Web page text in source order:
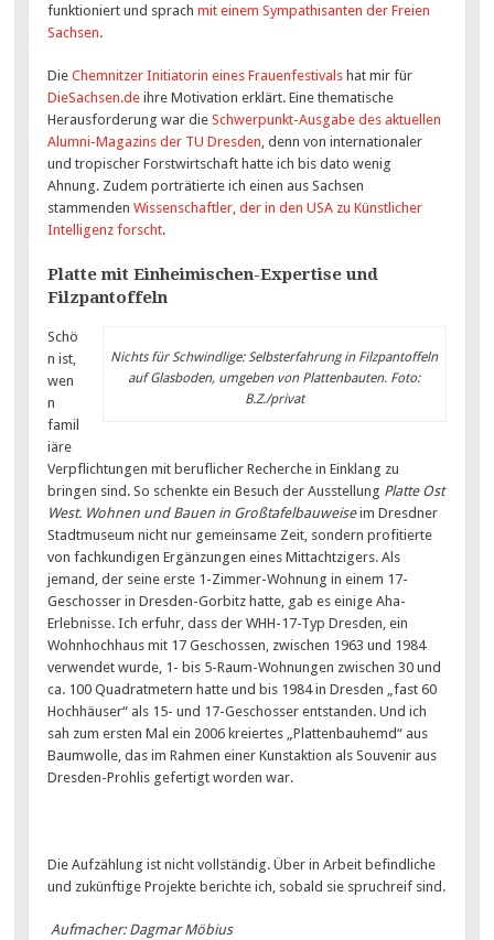
funktioniert und sprachmit einem Sympathisanten der Freien
Sachsen.
DieChemnitzer Initiatorin eines Frauenfestivals hat mir für
DieSachsen.de ihre Motivation erklärt. Eine thematische
Herausforderung war dieSchwerpunkt-Ausgabe des aktuellen
Alumni-Magazins der TU Dresden, denn von internationaler
und tropischer Forstwirtschaft hatte ich bis dato wenig
Ahnung. Zudem porträtierte ich einen aus Sachsen
stammendenWissenschaftler, der in den USA zu Künstlicher
Intelligenz forscht.
Platte mit Einheimischen-Expertise und
Filzpantoffeln
Nichts für Schwindlige: Selbsterfahrung in Filzpantoffeln
auf Glasboden, umgeben von Plattenbauten. Foto:
B.Z./privat
Schö
n ist,
wen
n
famil
iäre
Verpflichtungen mit beruflicher Recherche in Einklang zu
bringen sind. So schenkte ein Besuch der Ausstellung Platte Ost
West. Wohnen und Bauen in Großtafelbauweiseim Dresdner
Stadtmuseum nicht nur gemeinsame Zeit, sondern profitierte
von fachkundigen Ergänzungen eines Mittachtzigers. Als
jemand, der seine erste 1-Zimmer-Wohnung in einem 17-
Geschosser in Dresden-Gorbitz hatte, gab es einige Aha-
Erlebnisse. Ich erfuhr, dass der WHH-17-Typ Dresden, ein
Wohnhochhaus mit 17 Geschossen, zwischen 1963 und 1984
verwendet wurde, 1- bis 5-Raum-Wohnungen zwischen 30 und
ca. 100 Quadratmetern hatte und bis 1984 in Dresden „fast 60
Hochhäuser“ als 15- und 17-Geschosser entstanden. Und ich
sah zum ersten Mal ein 2006 kreiertes „Plattenbauhemd“ aus
Baumwolle, das im Rahmen einer Kunstaktion als Souvenir aus
Dresden-Prohlis gefertigt worden war.
Die Aufzählung ist nicht vollständig. Über in Arbeit befindliche
und zukünftige Projekte berichte ich, sobald sie spruchreif sind.
Aufmacher: Dagmar Möbius